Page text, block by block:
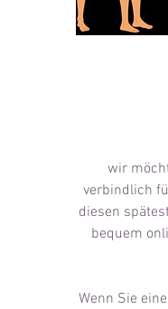
wir
verbindlich
diesen
bequem
Wenn Sie